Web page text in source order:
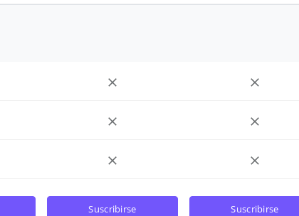
suscribirse suscribirse